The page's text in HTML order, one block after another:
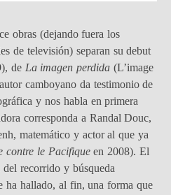
obras (dejando fuera los
de televisión) separan su debut
de La imagen perdida (L’image
camboyano da testimonio de
y nos habla en primera
corresponda a Randal Douc,
matemático y actor al que ya
contre le Pacifiqueen 2008). El
recorrido y búsqueda
ha hallado, al fin, una forma que